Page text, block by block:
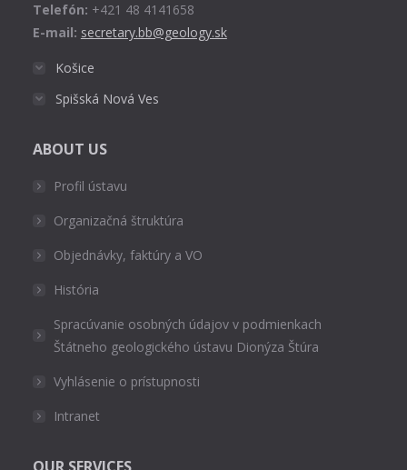
Telefón: +421 48 4141658
E-mail: secretary.bb@geology.sk
Košice
Spišská Nová Ves
ABOUT US
Profil ústavu
Organizačná štruktúra
Objednávky, faktúry a VO
História
Spracúvanie osobných údajov v podmienkach
Štátneho geologického ústavu Dionýza Štúra
Vyhlásenie o prístupnosti
Intranet